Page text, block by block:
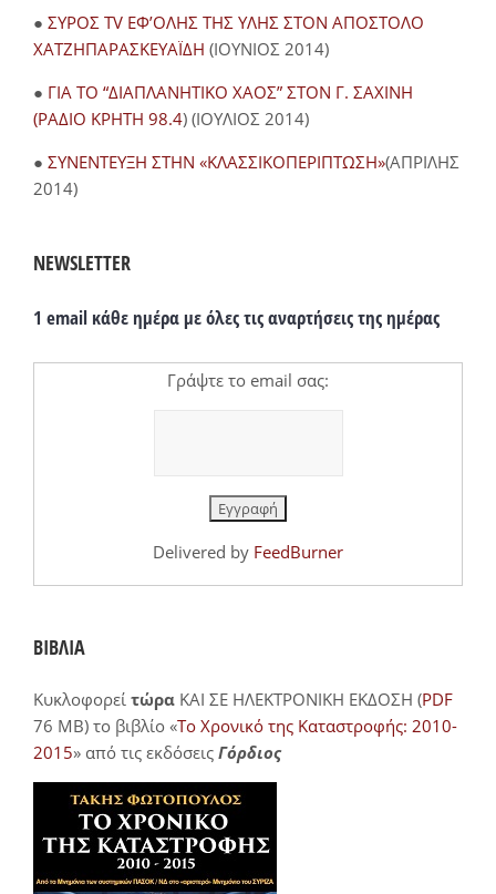
● ΣΥΡΟΣ TV ΕΦ’ΟΛΗΣ ΤΗΣ ΥΛΗΣ ΣΤΟΝ ΑΠΟΣΤΟΛΟ
ΧΑΤΖΗΠΑΡΑΣΚΕΥΑΪΔΗ (ΙΟΥΝΙΟΣ 2014)
● ΓΙΑ ΤΟ “ΔΙΑΠΛΑΝΗΤΙΚΟ ΧΑΟΣ” ΣΤΟΝ Γ. ΣΑΧΙΝΗ
(ΡΑΔΙΟ ΚΡΗΤΗ 98.4) (ΙΟΥΛΙΟΣ 2014)
● ΣΥΝΕΝΤΕΥΞΗ ΣΤΗΝ «ΚΛΑΣΣΙΚΟΠΕΡΙΠΤΩΣΗ»(ΑΠΡΙΛΗΣ
2014)
NEWSLETTER
1 email κάθε ημέρα με όλες τις αναρτήσεις της ημέρας
Γράψτε το email σας:
Delivered by FeedBurner
ΒΙΒΛΙΑ
Κυκλοφορεί τώρα ΚΑΙ ΣΕ ΗΛΕΚΤΡΟΝΙΚΗ ΕΚΔΟΣΗ (PDF
76 MB) το βιβλίο «Το Χρονικό της Καταστροφής: 2010-
2015» από τις εκδόσεις Γόρδιος